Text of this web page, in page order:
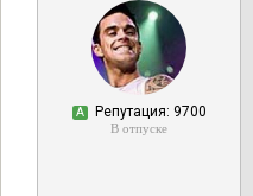
А Репутация: 9700
В отпуске